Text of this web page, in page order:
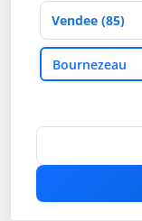
Département
VilleBournezeau